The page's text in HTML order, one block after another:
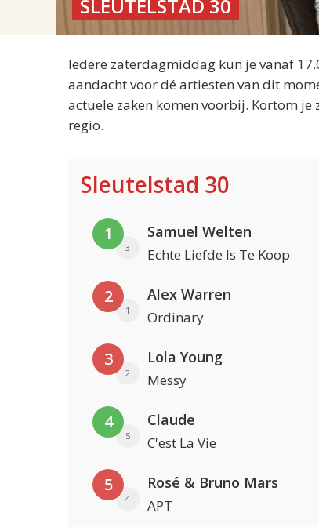
SLEUTELSTAD 30
Iedere zaterdagmiddag kun je vanaf
aandacht voor dé artiesten van dit
actuele zaken komen voorbij. Kortom
regio.
Sleutelstad 30
1
3
Samuel Welten
Echte Liefde Is Te Koop
2
1
Alex Warren
Ordinary
3
2
Lola Young
Messy
4
5
Claude
C'est La Vie
5
4
Rosé & Bruno Mars
APT